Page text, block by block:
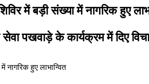
में बड़ी संख्या में नागरिक हुए
पखवाड़े के कार्यक्रम में दिए
नागरिक हुए लाभान्वित